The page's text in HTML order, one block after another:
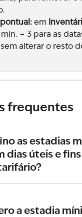
em
= 3 para as
alterar o resto
frequentes
as estadias
dias úteis e
a estadia